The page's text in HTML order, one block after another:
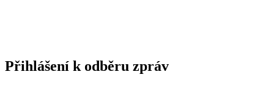
Přihlášení k odběru zpráv